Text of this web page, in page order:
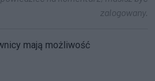
zalogowany.
mają możliwość